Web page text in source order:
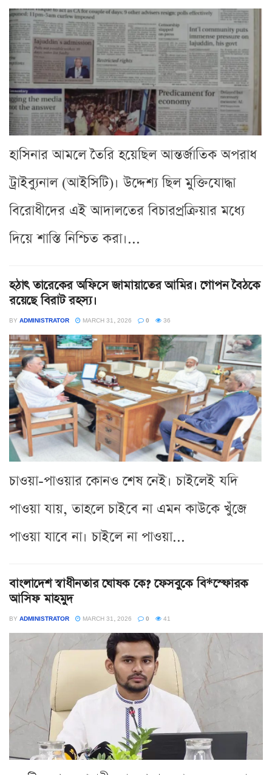
হাসিনার আমলে তৈরি হয়েছিল আন্তর্জাতিক অপরাধ
ট্রাইব্যুনাল (আইসিটি)। উদ্দেশ্য ছিল মুক্তিযোদ্ধা
বিরোধীদের এই আদালতের বিচারপ্রক্রিয়ার মধ্যে
দিয়ে শাস্তি নিশ্চিত করা।...
হঠাৎ তারেকের অফিসে জামায়াতের আমির। গোপন বৈঠকে
রয়েছে বিরাট রহস্য।
BY ADMINISTRATOR MARCH 31, 2026 0 36
চাওয়া-পাওয়ার কোনও শেষ নেই। চাইলেই যদি
পাওয়া যায়, তাহলে চাইবে না এমন কাউকে খুঁজে
পাওয়া যাবে না। চাইলে না পাওয়া...
বাংলাদেশ স্বাধীনতার ঘোষক কে? ফেসবুকে বি*স্ফোরক
আসিফ মাহমুদ
BY ADMINISTRATOR MARCH 31, 2026 0 41